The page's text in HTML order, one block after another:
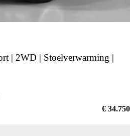
| 2WD | Stoelverwarming |
€ 34.750